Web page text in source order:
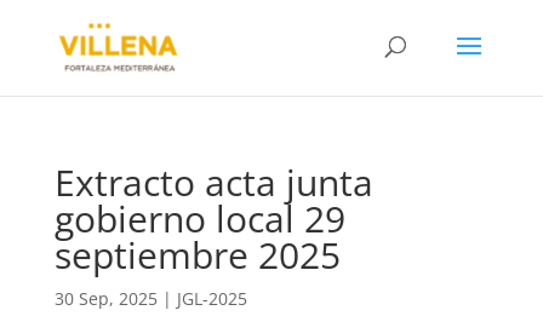
Extracto acta junta
gobierno local 29
septiembre 2025
30 Sep, 2025| JGL-2025